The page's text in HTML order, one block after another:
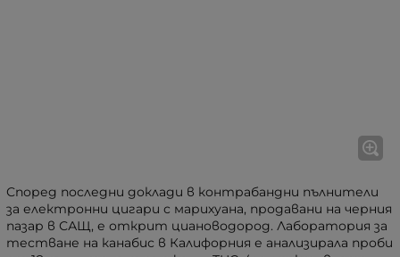
Според последни доклади в контрабандни пълнители
за електронни цигари с марихуана, продавани на черния
пазар в САЩ, е открит циановодород. Лаборатория за
тестване на канабис в Калифорния е анализирала проби